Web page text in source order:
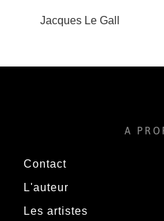
Jacques Le Gall
A
Contact
L'auteur
Les artistes